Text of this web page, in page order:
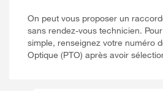
On peut vous proposer un
sans rendez-vous technicien.
simple, renseignez votre numéro
Optique (PTO) après avoir